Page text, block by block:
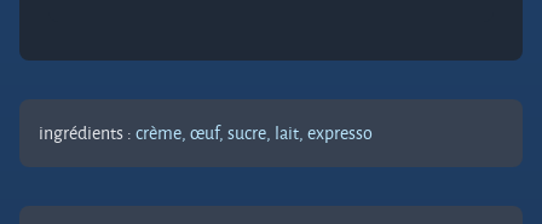
ingrédients :crème,œuf,sucre, lait,expresso